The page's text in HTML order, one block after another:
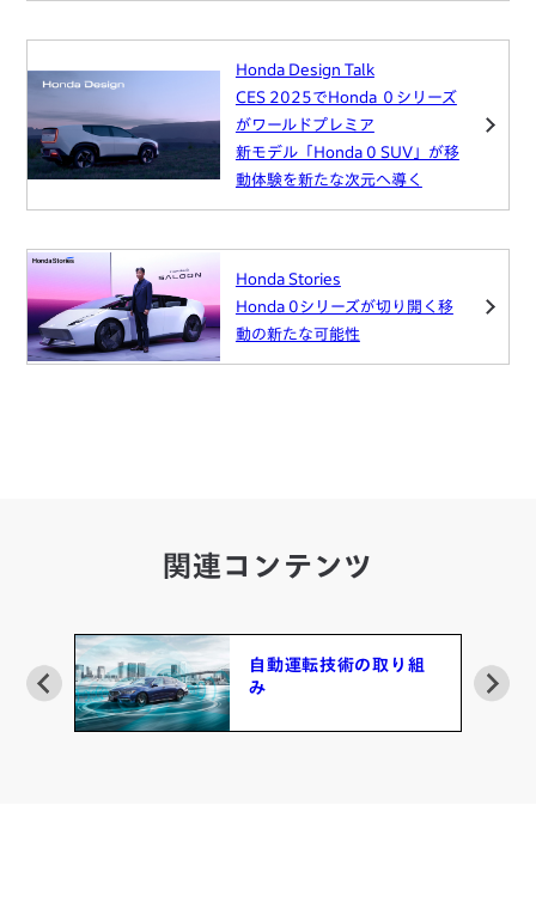
Honda Design Talk
CES 2025でHonda ０シリーズ
がワールドプレミア
新モデル「Honda 0 SUV」が移
動体験を新たな次元へ導く
Honda Stories
Honda 0シリーズが切り開く移
動の新たな可能性
関連コンテンツ
ASIMO